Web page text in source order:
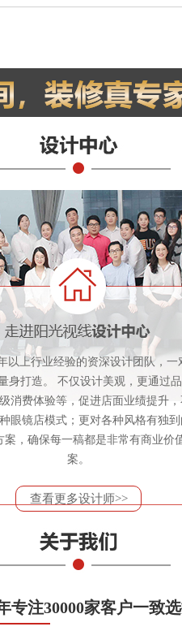
以上行业经验的资深设计团队，一
身打造。 不仅设计美观，更通过
消费体验等，促进店面业绩提升
眼镜店模式；更对各种风格有独
案，确保每一稿都是非常有商业价
案。
查看更多设计师>>
专注30000家客户一致